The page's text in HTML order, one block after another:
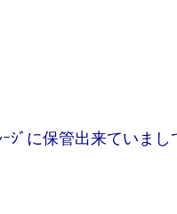
ｼﾞに保管出来ていまし